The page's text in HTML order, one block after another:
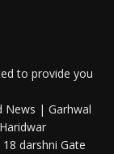
to provide you
News | Garhwal
darshni Gate